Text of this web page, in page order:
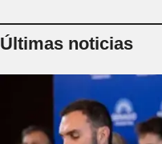
Últimas noticias